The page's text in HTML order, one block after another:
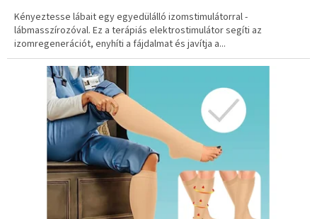
Kényeztesse lábait egy egyedülálló izomstimulátorral -
lábmasszírozóval. Ez a terápiás elektrostimulátor segíti az
izomregenerációt, enyhíti a fájdalmat és javítja a...